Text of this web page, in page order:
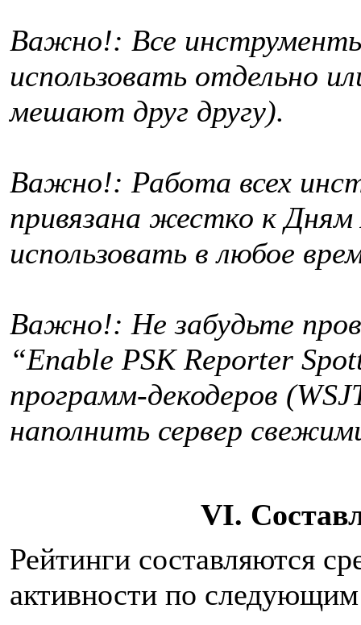
Важно!: Все
использовать отдельно
мешают друг другу).
Важно!: Работа всех
привязана жестко к
использовать в любое
Важно!: Не забудьте
“Enable PSK Reporter
программ-декодеров
наполнить сервер
VI.
Рейтинги составляются
активности по